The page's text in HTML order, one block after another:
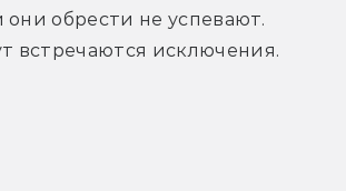
они обрести не успевают.
встречаются исключения.